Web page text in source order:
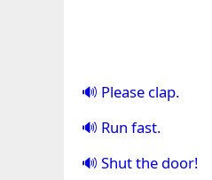
Please clap.
Run fast.
Shut the door!